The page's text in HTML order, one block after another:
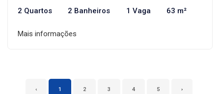
2 Quartos 2 Banheiros 1 Vaga 63 m²
Mais informações
‹ 1 2 3 4 5 ›